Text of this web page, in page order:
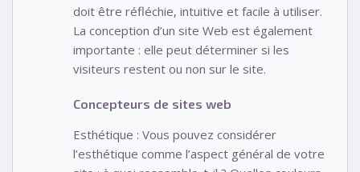
doit être réfléchie, intuitive et facile à utiliser.
La conception d’un site Web est également
importante : elle peut déterminer si les
visiteurs restent ou non sur le site.
Concepteurs de sites web
Esthétique : Vous pouvez considérer
l’esthétique comme l’aspect général de votre